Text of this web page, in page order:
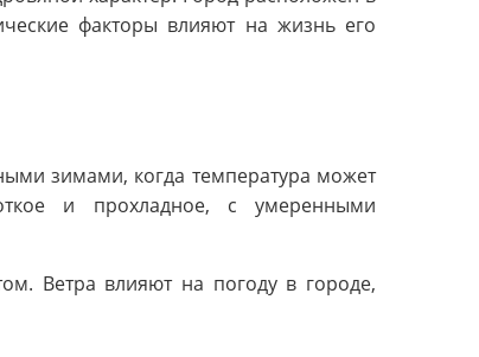
факторы влияют на жизнь его
зимами, когда температура может
и прохладное, с умеренными
Ветра влияют на погоду в городе,